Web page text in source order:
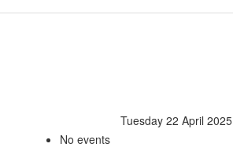
Tuesday 22 April 2025
No events